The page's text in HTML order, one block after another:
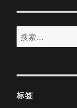
搜
索：
标签